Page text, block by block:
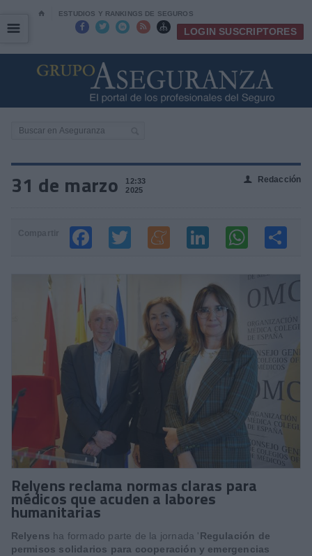
⌂ ESTUDIOS Y RANKINGS DE SEGUROS
     LOGIN SUSCRIPTORES
☰
☰
31 de marzo
12:33
2025
👤 Redacción
Relyens reclama normas claras para
médicos que acuden a labores
humanitarias
Relyens ha formado parte de la jornada 'Regulación de
permisos solidarios para cooperación y emergencias